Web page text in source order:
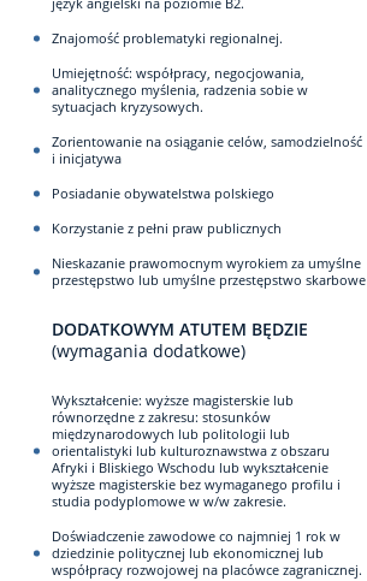
Znajomość problematyki regionalnej.
Umiejętność: współpracy, negocjowania,
analitycznego myślenia, radzenia sobie w
sytuacjach kryzysowych.
Zorientowanie na osiąganie celów, samodzielność
i inicjatywa
Posiadanie obywatelstwa polskiego
Korzystanie z pełni praw publicznych
Nieskazanie prawomocnym wyrokiem za umyślne
przestępstwo lub umyślne przestępstwo skarbowe
DODATKOWYM ATUTEM BĘDZIE
(wymagania dodatkowe)
Wykształcenie: wyższe magisterskie lub
równorzędne z zakresu: stosunków
międzynarodowych lub politologii lub
orientalistyki lub kulturoznawstwa z obszaru
Afryki i Bliskiego Wschodu lub wykształcenie
wyższe magisterskie bez wymaganego profilu i
studia podyplomowe w w/w zakresie.
Doświadczenie zawodowe co najmniej 1 rok w
dziedzinie politycznej lub ekonomicznej lub
współpracy rozwojowej na placówce zagranicznej.